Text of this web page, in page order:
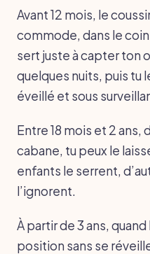
Avant 12 mois, le
commode, dans le
sert juste à capter ton
quelques nuits, puis tu
éveillé et sous
Entre 18 mois et 2 ans,
cabane, tu peux le
enfants le serrent,
l’ignorent.
À partir de 3 ans,
position sans se